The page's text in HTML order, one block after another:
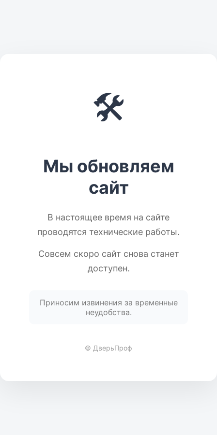
🛠️
Мы обновляем
сайт
В настоящее время на сайте
проводятся технические работы.
Совсем скоро сайт снова станет
доступен.
Приносим извинения за временные
неудобства.
© ДверьПроф